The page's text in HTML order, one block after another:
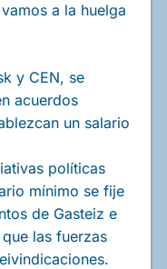
a la huelga
y CEN, se
acuerdos
un salario
políticas
mínimo se fije
de Gasteiz e
las fuerzas